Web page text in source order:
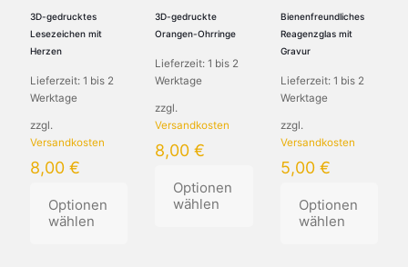
3D-gedrucktes
Lesezeichen mit
Herzen
Lieferzeit: 1 bis 2
Werktage
zzgl.
Versandkosten
8,00 €
Optionen
wählen
3D-gedruckte
Orangen-Ohrringe
Lieferzeit:1 bis 2
Werktage
zzgl.
Versandkosten
8,00€
Optionen
wählen
Bienenfreundliches
Reagenzglas mit
Gravur
Lieferzeit: 1 bis 2
Werktage
zzgl.
Versandkosten
5,00 €
Optionen
wählen